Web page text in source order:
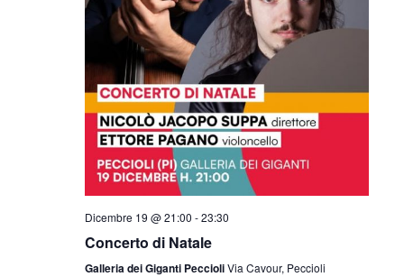
Dicembre 19 @ 21:00 -23:30
Concerto di Natale
Galleria dei Giganti PeccioliVia Cavour, Peccioli